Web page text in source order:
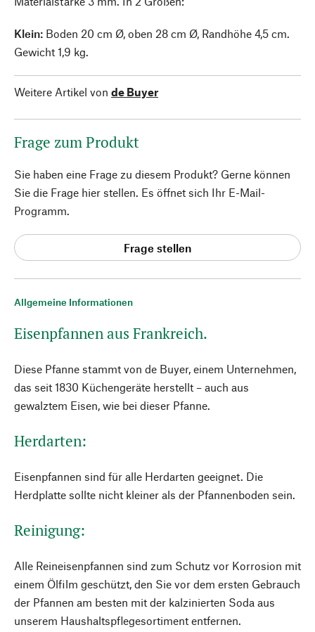
Allgemeine Informationen
Eisenpfannen aus Frankreich.
Diese Pfanne stammt von de Buyer, einem Unternehmen,
das seit 1830 Küchengeräte herstellt – auch aus
gewalztem Eisen, wie bei dieser Pfanne.
Herdarten:
Eisenpfannen sind für alle Herdarten geeignet. Die
Herdplatte sollte nicht kleiner als der Pfannenboden sein.
Reinigung:
Alle Reineisenpfannen sind zum Schutz vor Korrosion mit
einem Ölfilm geschützt, den Sie vor dem ersten Gebrauch
der Pfannen am besten mit der kalzinierten Soda aus
unserem Haushaltspflegesortiment entfernen.
Klein: Boden 20 cm Ø, oben 28 cm Ø, Randhöhe 4,5 cm.
Gewicht 1,9 kg.
Weitere Artikel von de Buyer
Frage zum Produkt
Sie haben eine Frage zu diesem Produkt? Gerne können
Sie die Frage hier stellen. Es öffnet sich Ihr E-Mail-
Programm.
Frage stellen